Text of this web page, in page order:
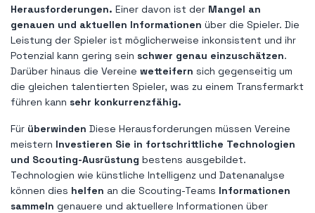
Herausforderungen. Einer davon ist der Mangel an
genauen und aktuellen Informationen über die Spieler. Die
Leistung der Spieler ist möglicherweise inkonsistent und ihr
Potenzial kann gering sein schwer genau einzuschätzen.
Darüber hinaus die Vereine wetteifern sich gegenseitig um
die gleichen talentierten Spieler, was zu einem Transfermarkt
führen kann sehr konkurrenzfähig.
Für überwinden Diese Herausforderungen müssen Vereine
meistern Investieren Sie in fortschrittliche Technologien
und Scouting-Ausrüstung bestens ausgebildet.
Technologien wie künstliche Intelligenz und Datenanalyse
können dies helfen an die Scouting-Teams Informationen
sammeln genauere und aktuellere Informationen über